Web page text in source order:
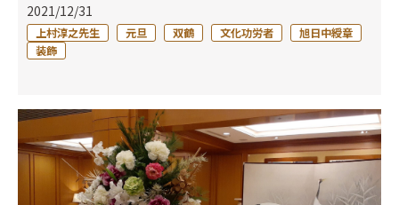
2021/12/31
上村淳之先生 元旦 双鶴 文化功労者
旭日中綬章
装飾